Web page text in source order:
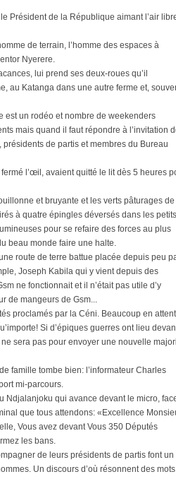
Président de la République aimant l’air
de terrain, l’homme des espaces à
Nyerere.
lui prend ses deux-roues qu’il
au Katanga dans une autre ferme et,
est un rodéo et nombre de weekenders
mais quand il faut répondre à l’invitation
de partis et membres du Bureau
l’œil, avaient quitté le lit dès 5 heures
et bruyante et les verts pâturages de
à quatre épingles déversés dans les petits
pour se refaire des forces au plus
beau monde faire une halte.
route de terre battue placée depuis peu
Joseph Kabila qui y vient depuis des
ne fonctionnait et il n’était pas utile d’y
de mangeurs de Gsm...
proclamés par la Céni. Beaucoup en
Si d’épiques guerres ont lieu
sera pas pour envoyer une nouvelle
famille tombe bien: l’informateur Charles
mi-parcours.
Ndjalanjoku qui avance devant le micro,
que tous attendons: «Excellence
Vous avez devant Vous 350 Députés
les bans.
de leurs présidents de partis font un
Un discours d’où résonnent des mots